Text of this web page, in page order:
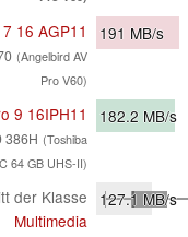
16 AGP11
(Angelbird AV
Pro V60)
191 MB/s
9 16IPH11
386H (Toshiba
64 GB UHS-II)
182.2 MB/s
der Klasse
Multimedia
127.1 MB/s